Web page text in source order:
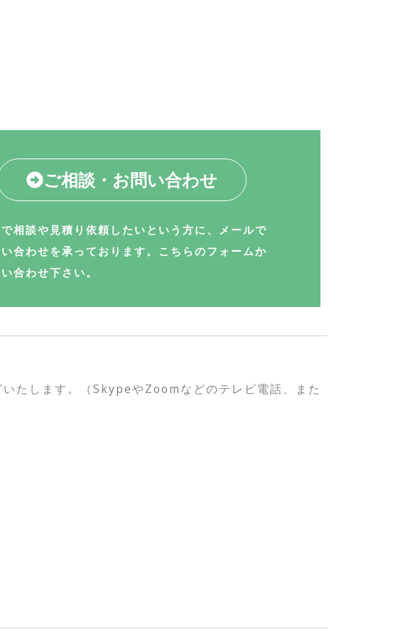
ご相談・お問い合わせ
相談や見積り依頼したいという方に、メールで
合わせを承っております。こちらのフォームか
合わせ下さい。
たします。（SkypeやZoomなどのテレビ電話、また